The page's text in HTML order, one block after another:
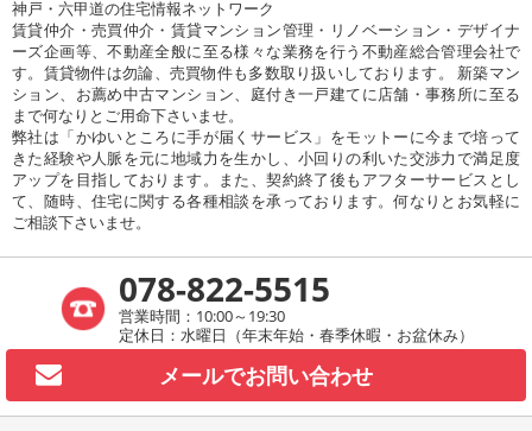
神戸・六甲道の住宅情報ネットワーク
賃貸仲介・売買仲介・賃貸マンション管理・リノベーション・デザイナ
ーズ企画等、不動産全般に至る様々な業務を行う不動産総合管理会社で
す。賃貸物件は勿論、売買物件も多数取り扱いしております。 新築マン
ション、お薦め中古マンション、庭付き一戸建てに店舗・事務所に至る
まで何なりとご用命下さいませ。
弊社は「かゆいところに手が届くサービス」をモットーに今まで培って
きた経験や人脈を元に地域力を生かし、小回りの利いた交渉力で満足度
アップを目指しております。また、契約終了後もアフターサービスとし
て、随時、住宅に関する各種相談を承っております。何なりとお気軽に
ご相談下さいませ。
078-822-5515
営業時間：10:00～19:30
定休日：水曜日（年末年始・春季休暇・お盆休み）
メールでお問い合わせ